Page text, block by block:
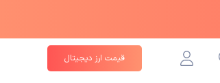
قیمت ارز دیجیتال